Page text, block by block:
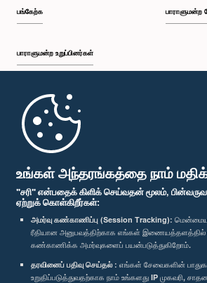
உங்கள் அந்தரங்கத்தை நாம்
"சரி" என்பதைக் கிளிக் செய்வதன் மூலம்,
ஏற்றுக் கொள்கிறீர்கள்:
அமர்வு கண்காணிப்பு (Session Tracking):
ரீதியான அனுபவத்திற்காக எங்கள் இணையத்தளத்தில்
கண்காணிக்க அமர்வுகளைப் பயன்படுத்துகிறோம்.
தரவினைப் பதிவு செய்தல் : எங்கள் சேவைகளின்
உறுதிப்படுத்துவதற்காக நாம் உங்களது IP முகவரி,
பி.ப. 12:26 - பி.ப. 12:37
பி.ப. 12:56 - பி.ப. 1:07
பி.ப. 1:07 - பி.ப. 1:14
பி.ப. 1:14 - பி.ப. 1:22
பங்கேற்க
பாராளுமன்ற உறுப்பினர்கள்
முதற்பக்கம்
பாராளுமன்ற
பாராளுமன்ற கையடக்க செயலி
எம்மை பின்தொடர்க :
விருதுகள்